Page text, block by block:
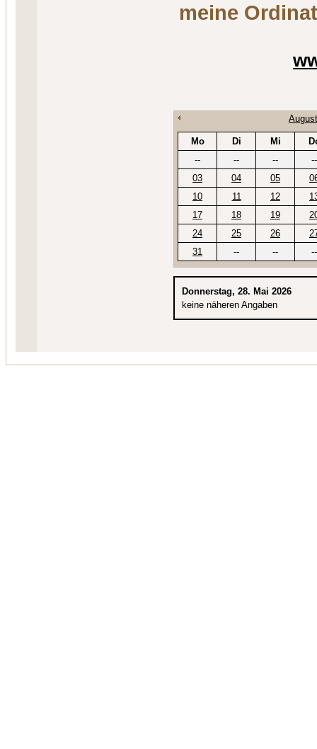
meine
Mo Di Mi
--
-- --
--
03
04 05
10
11 12
17
18 19
24
25 26
31
-- -- --
Donnerstag, 28. Mai 2026
keine näheren Angaben